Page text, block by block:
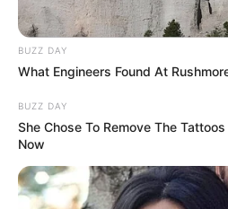
BUZZ DAY
What Engineers Found At
BUZZ DAY
She Chose To Remove The
Now